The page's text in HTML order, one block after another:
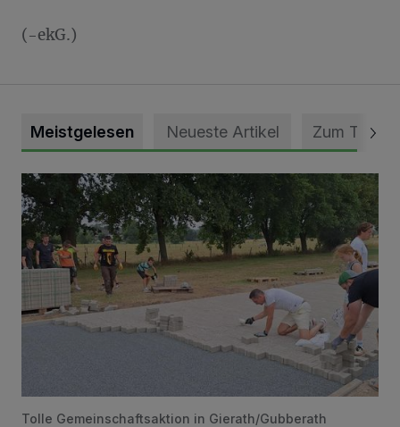
(-ekG.)
Meistgelesen Neueste Artikel Zum Thema
Pünktlich zum Schützenfest den Weg zum Festzelt
Tolle Gemeinschaftsaktion in Gierath/Gubberath